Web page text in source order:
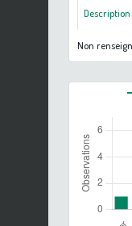
Description
Non